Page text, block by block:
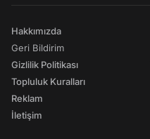
Hakkımızda
Geri Bildirim
Gizlilik Politikası
Topluluk Kuralları
Reklam
İletişim